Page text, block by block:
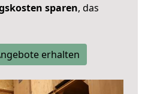
sparen, das
erhalten